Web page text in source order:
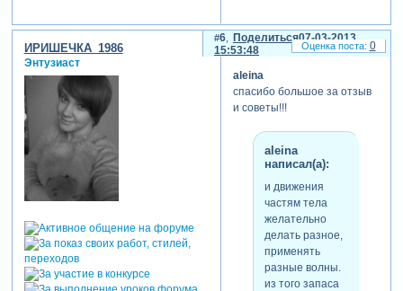
ой ,ань,я то вообще
впервые так плотно
модификаторами-но буду
пробовать варианты!
написал(а):
фотала? можно
я запрещу тебе
снимать
ребёнка сверху-
вниз? 1,30
глянь.
все-же не получилось...
хотя, смешарик маленький
и круглый, может получится
его и целиком
анимировать??? придумано
все классно, работа очень
Поделиться
6
07-03-2013
15:53:48
ИРИШЕЧКА_1986
Энтузиаст
aleina
спасибо большое за отзыв
и советы!!!
aleina
написал(а):
и движения
частям тела
желательно
делать разное,
применять
разные волны.
из того запаса
0